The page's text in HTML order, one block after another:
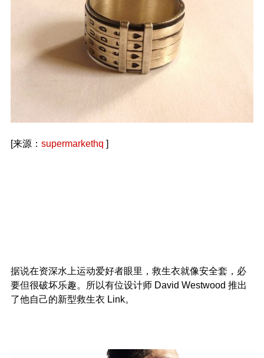
[来源： supermarkethq ]
据说在资深水上运动爱好者眼里，救生衣就像安全套，必
要但很破坏乐趣。所以有位设计师 David Westwood 推出
了他自己的新型救生衣 Link。